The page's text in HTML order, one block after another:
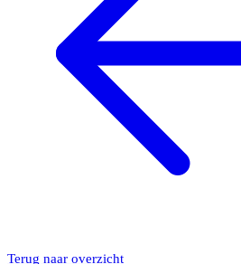
Terug naar overzicht